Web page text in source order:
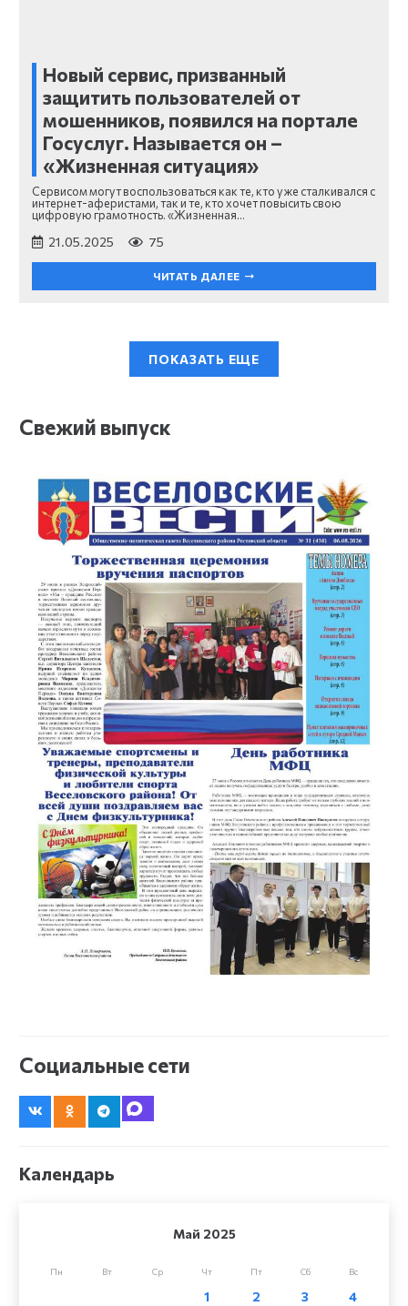
Новый сервис, призванный
защитить пользователей от
мошенников, появился на портале
Госуслуг. Называется он –
«Жизненная ситуация»
Сервисом могут воспользоваться как те, кто уже сталкивался с
интернет-аферистами, так и те, кто хочет повысить свою
цифровую грамотность. «Жизненная…
21.05.2025 75
ЧИТАТЬ ДАЛЕЕ
ПОКАЗАТЬ ЕЩЕ
Свежий выпуск
Социальные сети
Календарь
Май 2025
Пн Вт Ср Чт Пт Сб Вс
1 2 3
4